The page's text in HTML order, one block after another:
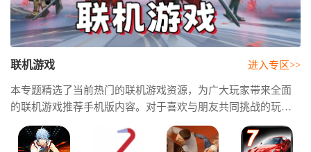
联机游戏
本专题精选了当前热门的联机游戏资源，为广大玩家带来全面
的联机游戏推荐手机版内容。对于喜欢与朋友共同挑战的玩
家，专题还整理了丰富的联机游戏双人作品。联机游戏生存游
戏玩家需要在充满挑战的环境中收集资源、建造基地、抵御危
进入专区>>